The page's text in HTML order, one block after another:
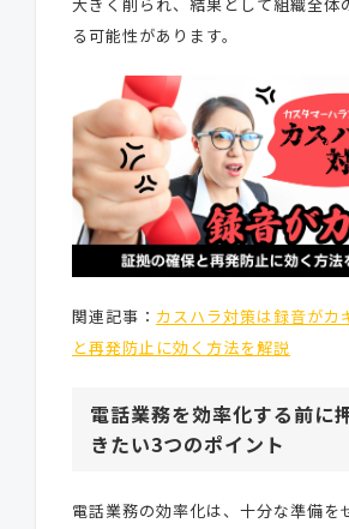
る可能性があります。
関連記事： カスハラ対策は録音がカ
と再発防止に効く方法を解説
電話業務を効率化する前に
きたい3つのポイント
電話業務の効率化は、十分な準備を